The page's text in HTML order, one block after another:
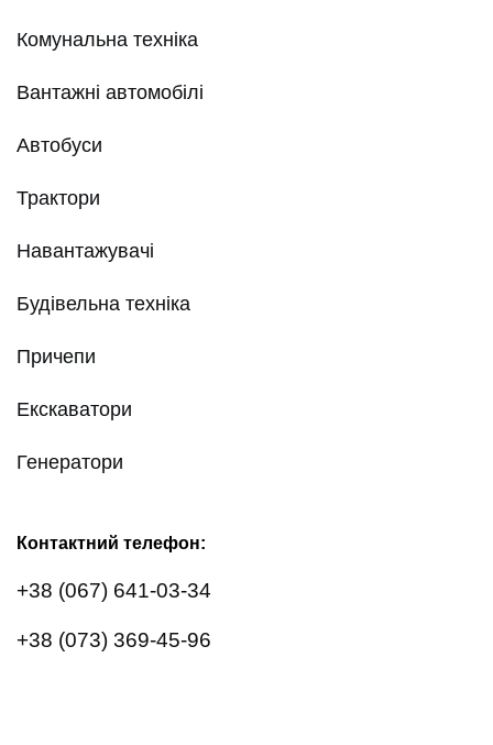
Комунальна техніка
Вантажні автомобілі
Автобуси
Трактори
Навантажувачі
Будівельна техніка
Причепи
Екскаватори
Генератори
Контактний телефон:
+38 (067) 641-03-34
+38 (073) 369-45-96